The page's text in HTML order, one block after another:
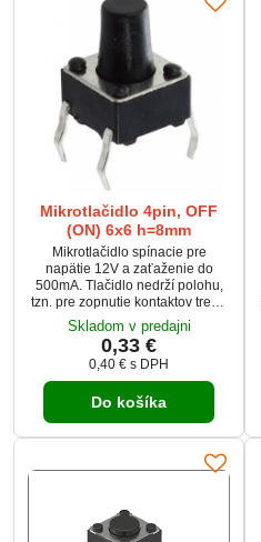
Mikrotlačidlo 4pin, OFF
(ON) 6x6 h=8mm
Mikrotlačidlo spínacie pre
napätie 12V a zaťaženie do
500mA. Tlačidlo nedrží polohu,
tzn. pre zopnutie kontaktov treba
držať stlačené.
Skladom v predajni
0,33 €
0,40 € s DPH
Do košíka